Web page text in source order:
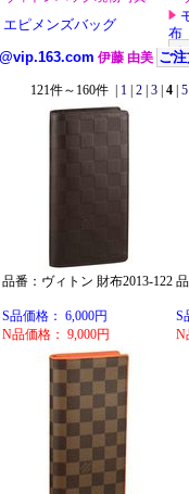
121件～160件 | 1| 2| 3| 4| 5|
品番：ヴィトン 財布2013-122
S品価格： 6,000円
N品価格： 9,000円
S
N